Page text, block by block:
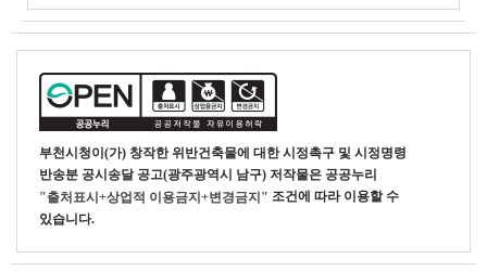
부천시청이(가) 창작한위반건축물에 대한 시정촉구 및 시정명령
반송분 공시송달 공고(광주광역시 남구) 저작물은 공공누리
"출처표시+상업적 이용금지+변경금지" 조건에 따라 이용할 수
있습니다.